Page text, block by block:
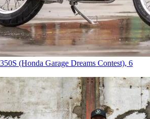
(Honda Garage Dreams Contest), 6